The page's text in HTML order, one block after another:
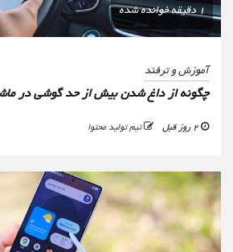
1 دقیقه خوانده شده
آموزش و ترفند
چگونه از داغ شدن بیش از حد گوشی در
تیم تولید محتوا